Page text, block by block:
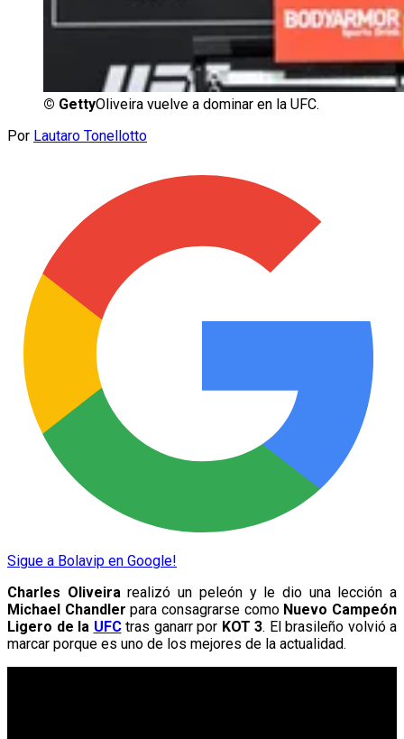
© GettyOliveira vuelve a dominar en la UFC.
Por Lautaro Tonellotto
Sigue a Bolavip en Google!
Charles Oliveirarealizó un peleón y le dio una lección a
Michael Chandler para consagrarse como Nuevo Campeón
Ligero de la UFC tras ganarr por KOT 3. El brasileño volvió a
marcar porque es uno de los mejores de la actualidad.